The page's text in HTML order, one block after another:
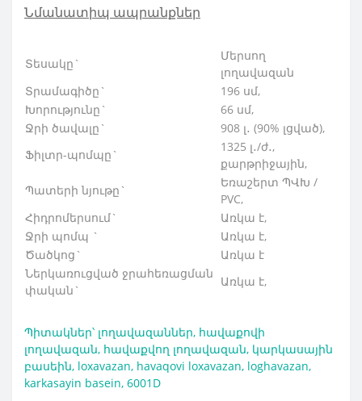
Նմանատիպ ապրանքներ
Տեսակը`
Մերսող
լողավազան
Տրամագիծը`
196 սմ,
Խորությունը`
66 սմ,
Ջրի ծավալը`
908 լ․ (90% լցված),
Ֆիլտր-պոմպը`
1325 լ․/ժ․,
քարթրիջային,
Պատերի նյութը`
Եռաշերտ ՊՎԽ /
PVC,
Հիդրոմերսում`
Առկա է,
Ջրի պոմպ `
Առկա է,
Ծածկոց`
Առկա է
Ներկառուցված ջրահեռացման
փական`
Առկա է,
Պիտակներ՝ լողավազաններ, հավաքովի
լողավազան, հավաքվող լողավազան, կարկասային
բասեին, loxavazan, havaqovi loxavazan, loghavazan,
karkasayin basein, 6001D